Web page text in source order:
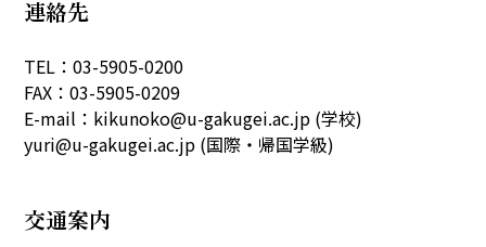
教育課程特例校の取り
組みと評価
生活時程表
連絡先
TEL：03-5905-0200
FAX：03-5905-0209
E-mail：kikunoko@u-gakugei.ac.jp (学校)
yuri@u-gakugei.ac.jp (国際・帰国学級)
交通案内